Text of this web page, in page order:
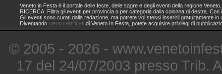
Veneto in Festa è il portale delle feste, delle sagre e degli eventi della regione
RICERCA: Filtra gli eventi per provincia o per categoria dalla colonna di destra.
Gli eventi sono curati dalla redazione, ma potrete voi stessi inserirli gratuitamente
Diventando utenti certificati di Veneto In Festa, potete acquisire privilegi di
© 2005 - 2026 -
17 del 24/07/2003 presso Trib.